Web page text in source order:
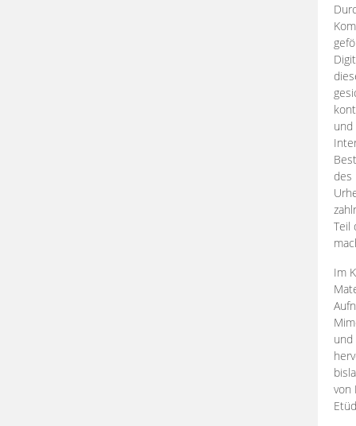
des
Teil
Im
und
von